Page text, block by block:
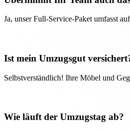
Ja, unser Full-Service-Paket umfasst
Ist mein Umzugsgut
Selbstverständlich! Ihre Möbel und
Wie läuft der Umzugstag ab?